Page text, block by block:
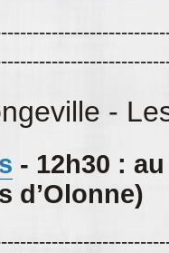
-
- 12h30 :
d’Olonne)